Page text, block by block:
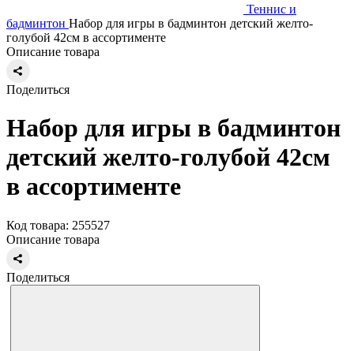
Теннис и
бадминтон Набор для игры в бадминтон детский желто-
голубой 42см в ассортименте
Описание товара
Поделиться
Набор для игры в бадминтон
детский желто-голубой 42см
в ассортименте
Код товара: 255527
Описание товара
Поделиться